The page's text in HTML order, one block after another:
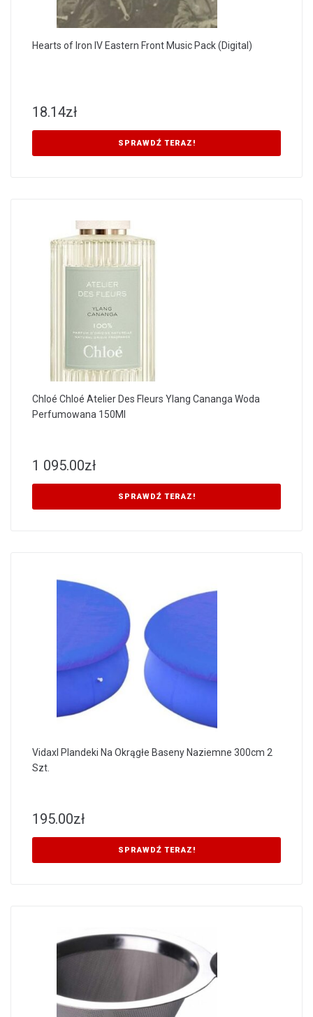
Hearts of Iron IV Eastern Front Music Pack (Digital)
18.14zł
SPRAWDŹ TERAZ!
Chloé Chloé Atelier Des Fleurs Ylang Cananga Woda
Perfumowana 150Ml
1 095.00zł
SPRAWDŹ TERAZ!
Vidaxl Plandeki Na Okrągłe Baseny Naziemne 300cm 2
Szt.
195.00zł
SPRAWDŹ TERAZ!